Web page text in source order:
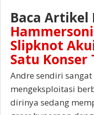
Baca Artikel
Slipknot
Satu Konser
Andre sendiri
mengeksploitasi
dirinya sedang